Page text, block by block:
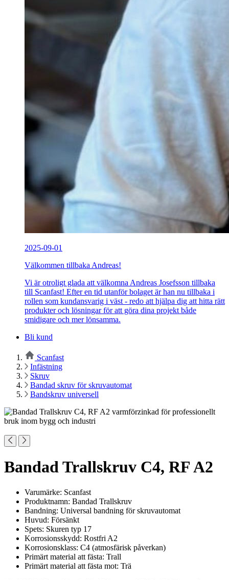
2025-09-01
Välkommen tillbaka Andreas!
Vi är otroligt glada att välkomna Andreas Josefsson tillbaka
till Scanfast! Efter en tid utanför bolaget är han nu tillbaka i
rollen som kundansvarig i väst - redo att hjälpa dig att hitta rätt
produkter och lösningar för att göra dina projekt både
smidigare och mer lönsamma.
Bli kund
Scanfast
Infästning
Skruv
Bandad skruv för skruvautomat
Bandskruv universell
Bandad Trallskruv C4, RF A2
Varumärke: Scanfast
Produktnamn: Bandad Trallskruv
Bandning: Universal bandning för skruvautomat
Huvud: Försänkt
Spets: Skuren typ 17
Korrosionsskydd: Rostfri A2
Korrosionsklass: C4 (atmosfärisk påverkan)
Primärt material att fästa: Trall
Primärt material att fästa mot: Trä